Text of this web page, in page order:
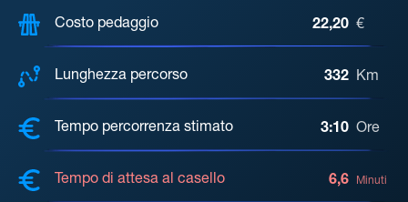
Costo pedaggio 22,20 €
Lunghezza percorso 332 Km
Tempo percorrenza stimato 3:10 Ore
Tempo di attesa al casello 6,6 Minuti